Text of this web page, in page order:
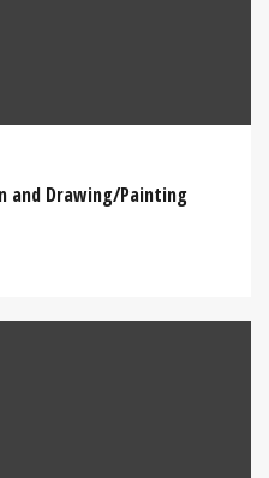
and Drawing/Painting